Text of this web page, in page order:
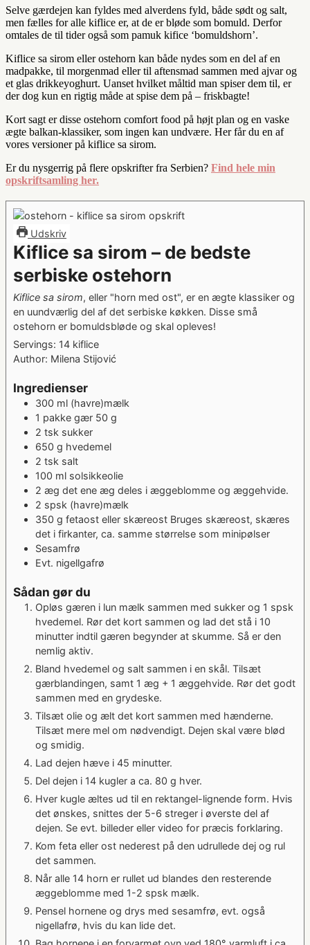
Selve gærdejen kan fyldes med alverdens fyld, både sødt og salt,
men fælles for alle kiflice er, at de er bløde som bomuld. Derfor
omtales de til tider også som pamuk kifice ‘bomuldshorn’.
Kiflice sa sirom eller ostehorn kan både nydes som en del af en
madpakke, til morgenmad eller til aftensmad sammen med ajvar og
et glas drikkeyoghurt. Uanset hvilket måltid man spiser dem til, er
der dog kun en rigtig måde at spise dem på – friskbagte!
Kort sagt er disse ostehorn comfort food på højt plan og en vaske
ægte balkan-klassiker, som ingen kan undvære. Her får du en af
vores versioner på kiflice sa sirom.
Er du nysgerrig på flere opskrifter fra Serbien? Find hele min
opskriftsamling her.
Udskriv
Kiflice sa sirom – de bedste
serbiske ostehorn
Kiflice sa sirom, eller "horn med ost", er en ægte klassiker og
en uundværlig del af det serbiske køkken. Disse små
ostehorn er bomuldsbløde og skal opleves!
Servings: 14 kiflice
Author: Milena Stijović
Ingredienser
300 ml (havre)mælk
1 pakke gær 50 g
2 tsk sukker
650 g hvedemel
2 tsk salt
100 ml solsikkeolie
2 æg det ene æg deles i æggeblomme og æggehvide.
2 spsk (havre)mælk
350 g fetaost eller skæreost Bruges skæreost, skæres
det i firkanter, ca. samme størrelse som minipølser
Sesamfrø
Evt. nigellgafrø
Sådan gør du
Opløs gæren i lun mælk sammen med sukker og 1 spsk
hvedemel. Rør det kort sammen og lad det stå i 10
minutter indtil gæren begynder at skumme. Så er den
nemlig aktiv.
Bland hvedemel og salt sammen i en skål. Tilsæt
gærblandingen, samt 1 æg + 1 æggehvide. Rør det godt
sammen med en grydeske.
Tilsæt olie og ælt det kort sammen med hænderne.
Tilsæt mere mel om nødvendigt. Dejen skal være blød
og smidig.
Lad dejen hæve i 45 minutter.
Del dejen i 14 kugler a ca. 80 g hver.
Hver kugle æltes ud til en rektangel-lignende form. Hvis
det ønskes, snittes der 5-6 streger i øverste del af
dejen. Se evt. billeder eller video for præcis forklaring.
Kom feta eller ost nederest på den udrullede dej og rul
det sammen.
Når alle 14 horn er rullet ud blandes den resterende
æggeblomme med 1-2 spsk mælk.
Pensel hornene og drys med sesamfrø, evt. også
nigellafrø, hvis du kan lide det.